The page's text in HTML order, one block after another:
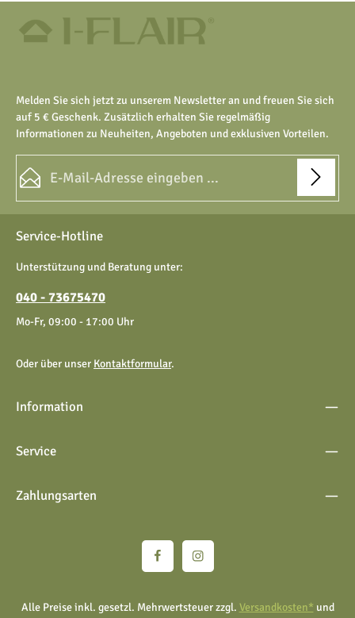
Melden Sie sich jetzt zu unserem Newsletter an und freuen Sie sich
auf 5 € Geschenk. Zusätzlich erhalten Sie regelmäßig
Informationen zu Neuheiten, Angeboten und exklusiven Vorteilen.
Datenschutz
Ich habe dieDatenschutzbestimmungen
genommen und dieAGBgelesen und bin mit ihnen
Die mit einem Stern (*) markierten Felder sind Pflichtfelder.
Service-Hotline
Unterstützung und Beratung unter:
040 - 73675470
Mo-Fr, 09:00 - 17:00 Uhr
Oder über unser Kontaktformular.
Information
Service
Zahlungsarten
Alle Preise inkl. gesetzl. Mehrwertsteuer zzgl. Versandkosten* und